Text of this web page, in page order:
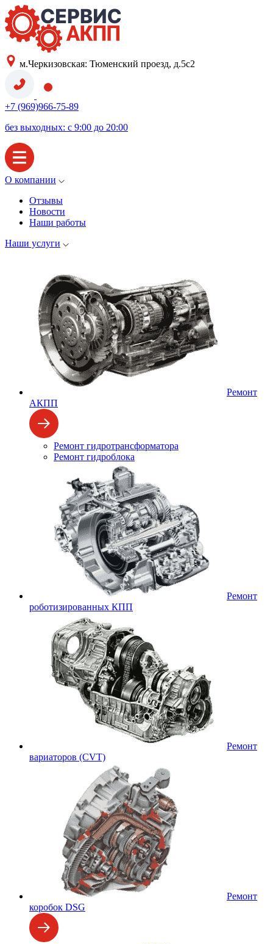
м.Черкизовская: Тюменский проезд, д.5с2
+7 (969)966-75-89
без выходных: с 9:00 до 20:00
О компании
Отзывы
Новости
Наши работы
Наши услуги
Ремонт
АКПП
Ремонт гидротрансформатора
Ремонт гидроблока
Ремонт
роботизированных КПП
Ремонт
вариаторов (CVT)
Ремонт
коробок DSG